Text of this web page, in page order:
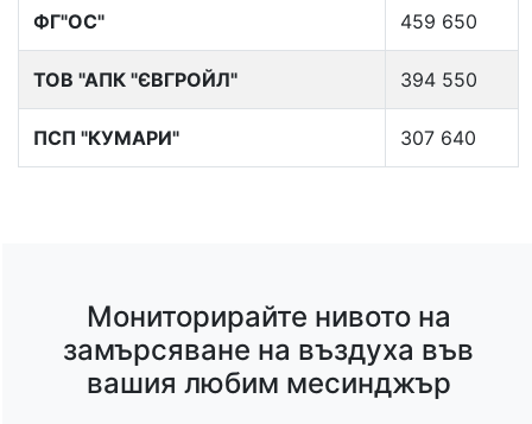
ФГ"ОС" 459 650
ТОВ "АПК "ЄВГРОЙЛ" 394 550
ПСП "КУМАРИ" 307 640
Мониторирайте нивото на
замърсяване на въздуха във
вашия любим месинджър